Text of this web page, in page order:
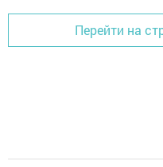
Перейти на